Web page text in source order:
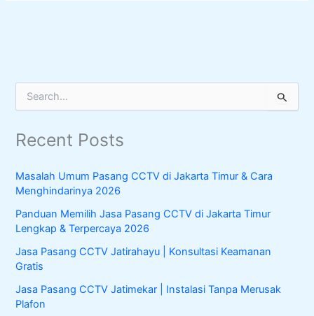
e
r
f
o
r
:
Recent Posts
Masalah Umum Pasang CCTV di Jakarta Timur & Cara
Menghindarinya 2026
Panduan Memilih Jasa Pasang CCTV di Jakarta Timur
Lengkap & Terpercaya 2026
Jasa Pasang CCTV Jatirahayu | Konsultasi Keamanan
Gratis
Jasa Pasang CCTV Jatimekar | Instalasi Tanpa Merusak
Plafon